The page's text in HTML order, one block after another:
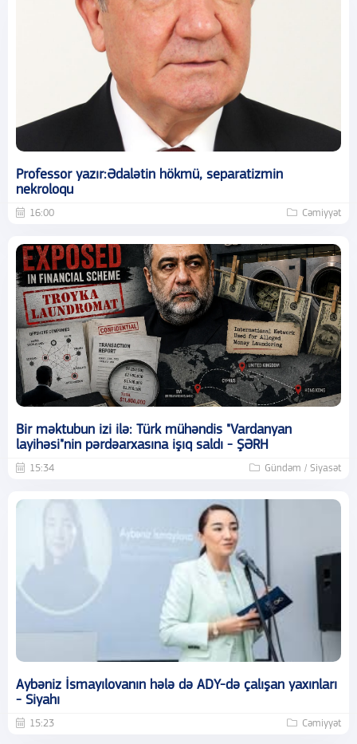
Professor yazır:Ədalətin hökmü, separatizmin
nekroloqu
16:00 Cəmiyyət
Bir məktubun izi ilə: Türk mühəndis "Vardanyan
layihəsi"nin pərdəarxasına işıq saldı - ŞƏRH
15:34 Gündəm / Siyasət
Aybəniz İsmayılovanın hələ də ADY-də çalışan yaxınları
- Siyahı
15:23 Cəmiyyət